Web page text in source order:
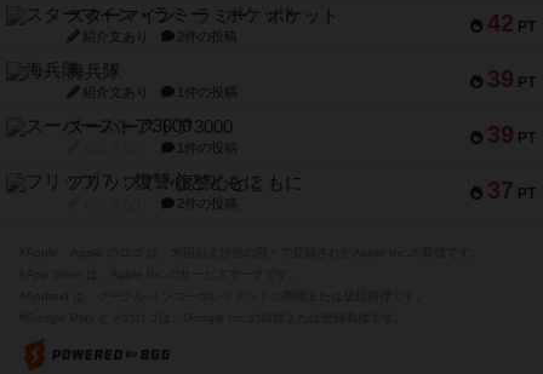
42 PT
スターマイン・ラミー ポケット
紹介文あり 2件の投稿
39 PT
海兵隊
紹介文あり 1件の投稿
39 PT
スーパーストア3000
1件の投稿
37 PT
フリップ７：復讐心とともに
2件の投稿